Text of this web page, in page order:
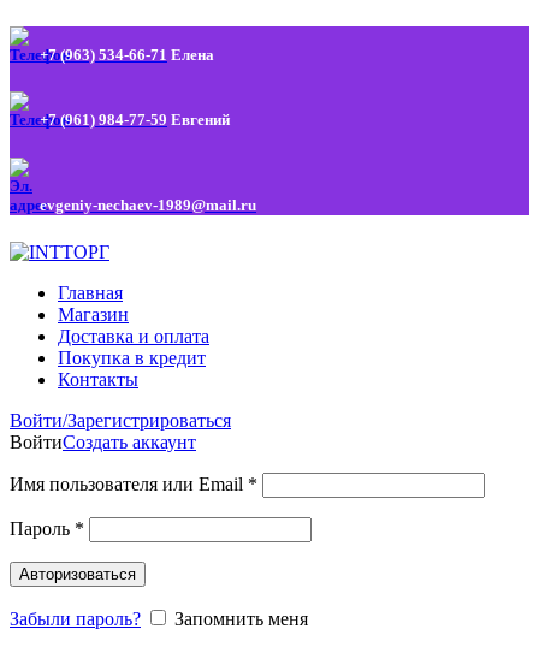
+7 (963) 534-66-71 Елена
+7 (961) 984-77-59 Евгений
evgeniy-nechaev-1989@mail.ru
Главная
Магазин
Доставка и оплата
Покупка в кредит
Контакты
Войти/Зарегистрироваться
ВойтиСоздать аккаунт
Имя пользователя или Email *
Пароль *
Авторизоваться
Забыли пароль?
Запомнить меня